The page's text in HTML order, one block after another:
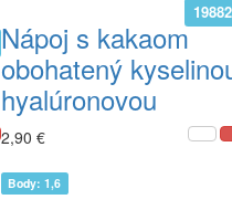
Nápoj s kakaom
obohatený
hyalúronovou
2,90 €
Body: 1,6